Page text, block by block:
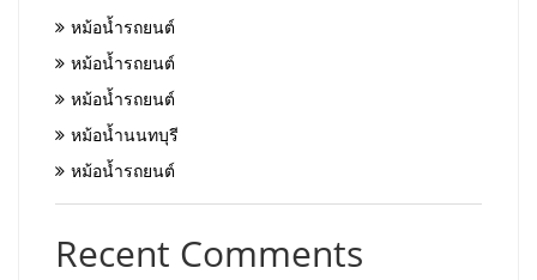
หม้อน้ำรถยนต์
หม้อน้ำรถยนต์
หม้อน้ำรถยนต์
หม้อน้ำนนทบุรี
หม้อน้ำรถยนต์
Recent Comments